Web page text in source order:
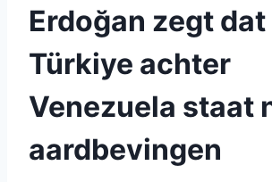
Erdoğan zegt dat
Türkiye achter
Venezuela staat
aardbevingen